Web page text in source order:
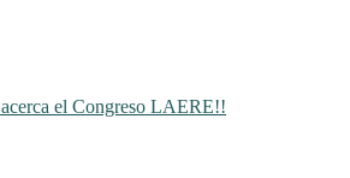
acerca el Congreso LAERE!!